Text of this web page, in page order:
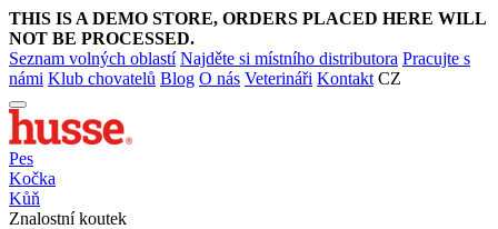
THIS IS A DEMO STORE, ORDERS PLACED HERE WILL
NOT BE PROCESSED.
Seznam volných oblastí Najděte si místního distributora Pracujte s
námi Klub chovatelů Blog O nás Veterináři Kontakt CZ
Pes
Kočka
Kůň
Znalostní koutek